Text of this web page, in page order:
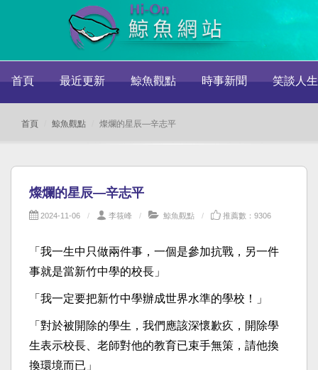
首頁 最近更新 鯨魚觀點 時事新聞 笑談人生
首頁 鯨魚觀點 燦爛的星辰—辛志平
燦爛的星辰—辛志平
2024-11-06 李筱峰 鯨魚觀點 推薦數：9306
「我一生中只做兩件事，一個是參加抗戰，另一件
事就是當新竹中學的校長」
「我一定要把新竹中學辦成世界水準的學校！」
「對於被開除的學生，我們應該深懷歉疚，開除學
生表示校長、老師對他的教育已束手無策，請他換
換環境而已」